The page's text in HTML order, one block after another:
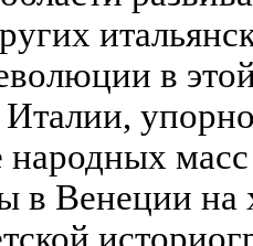
в
народных
в Венеции на